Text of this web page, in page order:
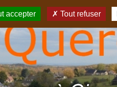
accepter Tout refuser